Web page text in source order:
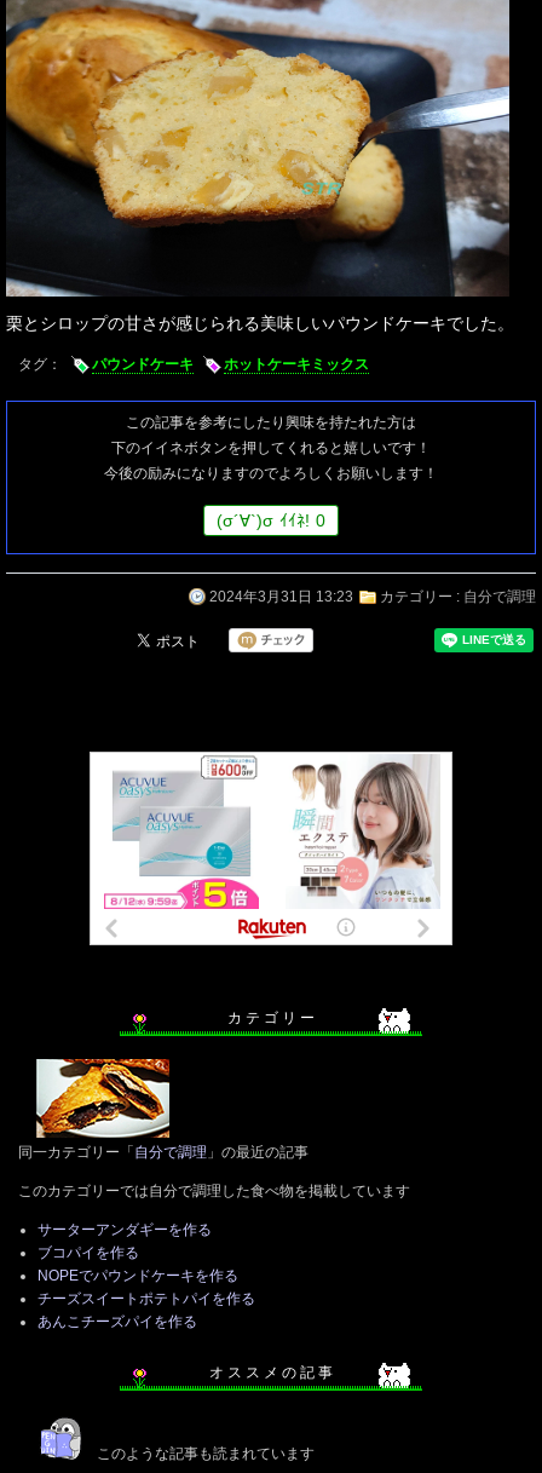
栗とシロップの甘さが感じられる美味しいパウンドケーキでした。
タグ： パウンドケーキ ホットケーキミックス
この記事を参考にしたり興味を持たれた方は
下のイイネボタンを押してくれると嬉しいです！
今後の励みになりますのでよろしくお願いします！
(σ´∀`)σ ｲｲﾈ! 0
2024年3月31日 13:23 カテゴリー : 自分で調理
カ テ ゴ リ ー
同一カテゴリー「自分で調理 」の最近の記事
このカテゴリーでは自分で調理した食べ物を掲載しています
サーターアンダギーを作る
ブコパイを作る
NOPEでパウンドケーキを作る
チーズスイートポテトパイを作る
あんこチーズパイを作る
オ ス ス メ の 記 事
このような記事も読まれています